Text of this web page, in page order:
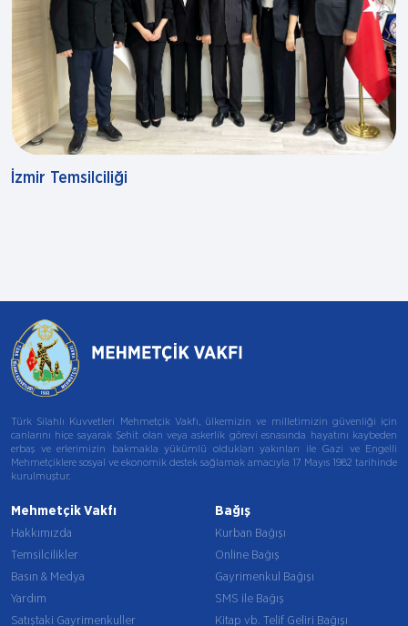
İzmir Temsilciliği
Türk Silahlı Kuvvetleri Mehmetçik Vakfı, ülkemizin ve milletimizin güvenliği için
canlarını hiçe sayarak Şehit olan veya askerlik görevi esnasında hayatını kaybeden
erbaş ve erlerimizin bakmakla yükümlü oldukları yakınları ile Gazi ve Engelli
Mehmetçiklere sosyal ve ekonomik destek sağlamak amacıyla 17 Mayıs 1982 tarihinde
kurulmuştur.
Mehmetçik Vakfı
Hakkımızda
Temsilcilikler
Basın & Medya
Yardım
Satıştaki Gayrimenkuller
Bağış
Kurban Bağışı
Online Bağış
Gayrimenkul Bağışı
SMS ile Bağış
Kitap vb. Telif Geliri Bağışı